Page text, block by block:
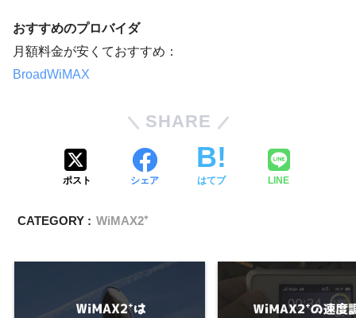
おすすめのプロバイダ
月額料金が安くておすすめ：
BroadWiMAX
SHARE
ポスト シェア はてブ LINE
CATEGORY : WiMAX2⁺